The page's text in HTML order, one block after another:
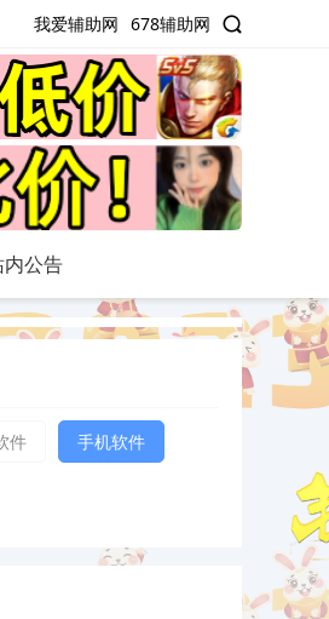
678辅助网
我爱辅助网
内公告
件 手机软件